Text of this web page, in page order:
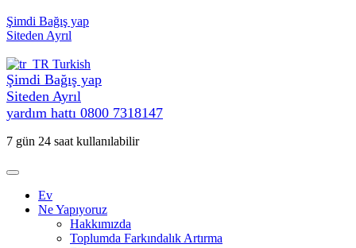
İçeriğe
atla
Şimdi Bağış yap
Siteden Ayrıl
Turkish
Şimdi Bağış yap
Siteden Ayrıl
yardım hattı 0800 7318147
7 gün 24 saat kullanılabilir
Ev
Ne Yapıyoruz
Hakkımızda
Toplumda Farkındalık Artırma